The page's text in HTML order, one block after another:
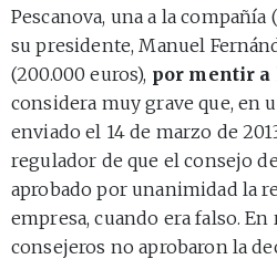
Pescanova, una a la compañía
su presidente, Manuel
(200.000 euros), por mentir a
considera muy grave que, en
enviado el 14 de marzo de
regulador de que el consejo
aprobado por unanimidad la
empresa, cuando era falso. En
consejeros no aprobaron la